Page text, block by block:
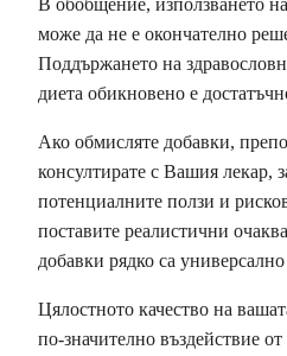
може да не е окончателно
Поддържането на
диета обикновено е
Ако обмисляте добавки,
консултирате с Вашия лекар,
потенциалните ползи и
поставите реалистични
добавки рядко са
Цялостното качество на
по-значително въздействие